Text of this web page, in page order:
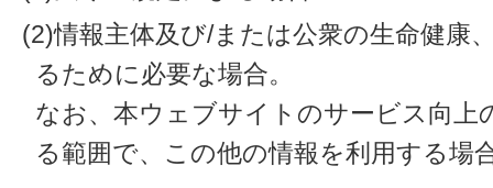
(2)情報主体及び/または公衆の生命健康
るために必要な場合。
なお、本ウェブサイトのサービス向上
る範囲で、この他の情報を利用する場